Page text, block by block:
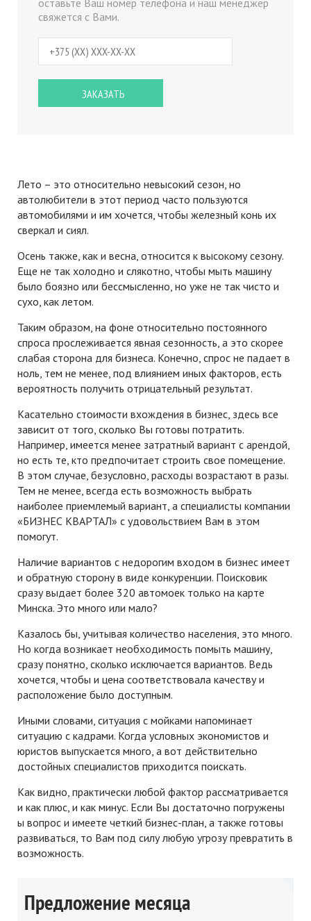
оставьте Ваш номер телефона и наш менеджер
свяжется с Вами.
Лето – это относительно невысокий сезон, но
автолюбители в этот период часто пользуются
автомобилями и им хочется, чтобы железный конь их
сверкал и сиял.
Осень также, как и весна, относится к высокому сезону.
Еще не так холодно и слякотно, чтобы мыть машину
было боязно или бессмысленно, но уже не так чисто и
сухо, как летом.
Таким образом, на фоне относительно постоянного
спроса прослеживается явная сезонность, а это скорее
слабая сторона для бизнеса. Конечно, спрос не падает в
ноль, тем не менее, под влиянием иных факторов, есть
вероятность получить отрицательный результат.
Касательно стоимости вхождения в бизнес, здесь все
зависит от того, сколько Вы готовы потратить.
Например, имеется менее затратный вариант с арендой,
но есть те, кто предпочитает строить свое помещение.
В этом случае, безусловно, расходы возрастают в разы.
Тем не менее, всегда есть возможность выбрать
наиболее приемлемый вариант, а специалисты компании
«БИЗНЕС КВАРТАЛ» с удовольствием Вам в этом
помогут.
Наличие вариантов с недорогим входом в бизнес имеет
и обратную сторону в виде конкуренции. Поисковик
сразу выдает более 320 автомоек только на карте
Минска. Это много или мало?
Казалось бы, учитывая количество населения, это много.
Но когда возникает необходимость помыть машину,
сразу понятно, сколько исключается вариантов. Ведь
хочется, чтобы и цена соответствовала качеству и
расположение было доступным.
Иными словами, ситуация с мойками напоминает
ситуацию с кадрами. Когда условных экономистов и
юристов выпускается много, а вот действительно
достойных специалистов приходится поискать.
Как видно, практически любой фактор рассматривается
и как плюс, и как минус. Если Вы достаточно погружены
ы вопрос и имеете четкий бизнес-план, а также готовы
развиваться, то Вам под силу любую угрозу превратить в
возможность.
Предложение месяца